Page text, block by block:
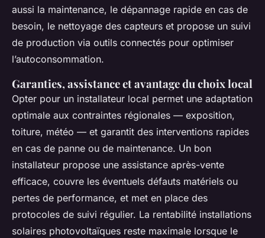
aussi la maintenance, le dépannage rapide en cas de
besoin, le nettoyage des capteurs et propose un suivi
de production via outils connectés pour optimiser
l’autoconsommation.
Garanties, assistance et avantage du choix local
Opter pour un installateur local permet une adaptation
optimale aux contraintes régionales — exposition,
toiture, météo — et garantit des interventions rapides
en cas de panne ou de maintenance. Un bon
installateur propose une assistance après-vente
efficace, couvre les éventuels défauts matériels ou
pertes de performance, et met en place des
protocoles de suivi régulier. La rentabilité installations
solaires photovoltaïques reste maximale lorsque le